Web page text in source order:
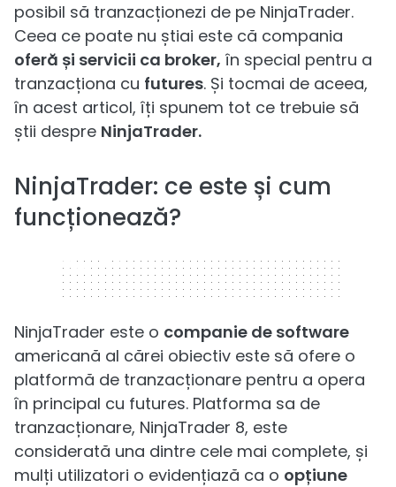
posibil să tranzacționezi de pe NinjaTrader.
Ceea ce poate nu știai este că compania
oferă și servicii ca broker, în special pentru a
tranzacționa cu futures. Și tocmai de aceea,
în acest articol, îți spunem tot ce trebuie să
știi despre NinjaTrader.
NinjaTrader: ce este și cum
funcționează?
320 x 50
NinjaTrader este o companie de software
americană al cărei obiectiv este să ofere o
platformă de tranzacționare pentru a opera
în principal cu futures. Platforma sa de
tranzacționare, NinjaTrader 8, este
considerată una dintre cele mai complete, și
mulți utilizatori o evidențiază ca o opțiune